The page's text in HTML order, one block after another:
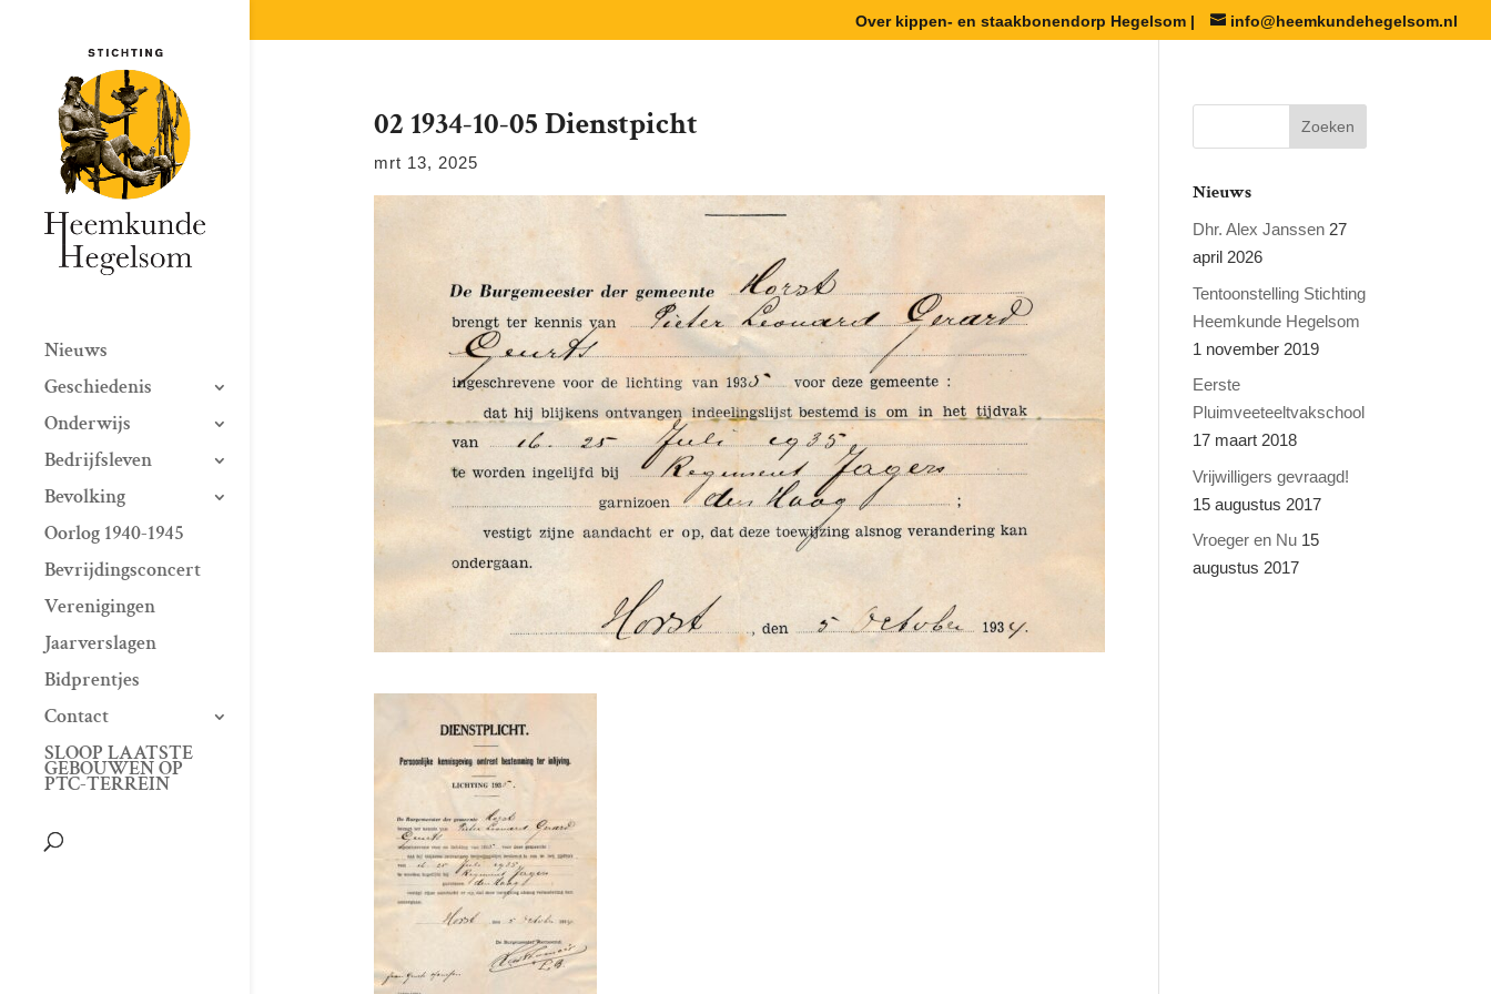
Over kippen- en staakbonendorp Hegelsom | info@heemkundehegelsom.nl
Nieuws
Geschiedenis
Onderwijs
Bedrijfsleven
Bevolking
Oorlog 1940-1945
Bevrijdingsconcert
Verenigingen
Jaarverslagen
Bidprentjes
Contact
SLOOP LAATSTE
GEBOUWEN OP
PTC-TERREIN
02 1934-10-05 Dienstpicht
mrt 13, 2025
Nieuws
Dhr. Alex Janssen 27
april 2026
Tentoonstelling Stichting
Heemkunde Hegelsom
1 november 2019
Eerste
Pluimveeteeltvakschool
17 maart 2018
Vrijwilligers gevraagd!
15 augustus 2017
Vroeger en Nu 15
augustus 2017